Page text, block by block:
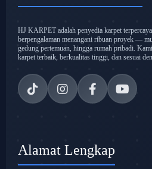
HJ KARPET adalah penyedia karpet
berpengalaman menangani ribuan proyek —
gedung pertemuan, hingga rumah pribadi.
karpet terbaik, berkualitas tinggi, dan sesuai
Alamat Lengkap